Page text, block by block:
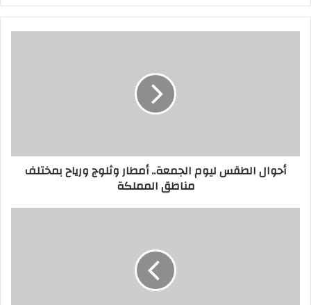
ر
ر
أحوال الطقس ليوم الجمعة.. أمطار وثلوج ورياح بمختلف
مناطق المملكة